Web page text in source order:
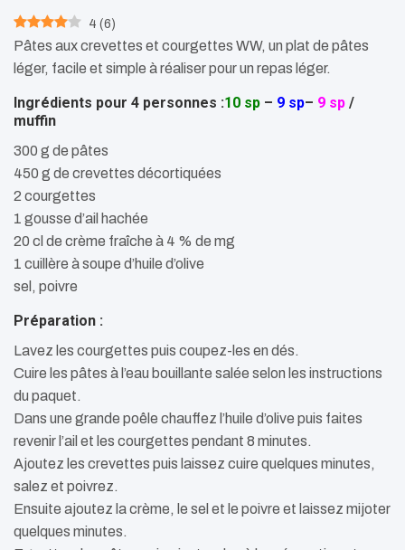
4 (6)
Pâtes aux crevettes et courgettes WW, un plat de pâtes
léger, facile et simple à réaliser pour un repas léger.
Ingrédients pour 4 personnes :10 sp – 9 sp– 9 sp /
muffin
300 g de pâtes
450 g de crevettes décortiquées
2 courgettes
1 gousse d’ail hachée
20 cl de crème fraîche à 4 % de mg
1 cuillère à soupe d’huile d’olive
sel, poivre
Préparation :
Lavez les courgettes puis coupez-les en dés.
Cuire les pâtes à l’eau bouillante salée selon les instructions
du paquet.
Dans une grande poêle chauffez l’huile d’olive puis faites
revenir l’ail et les courgettes pendant 8 minutes.
Ajoutez les crevettes puis laissez cuire quelques minutes,
salez et poivrez.
Ensuite ajoutez la crème, le sel et le poivre et laissez mijoter
quelques minutes.